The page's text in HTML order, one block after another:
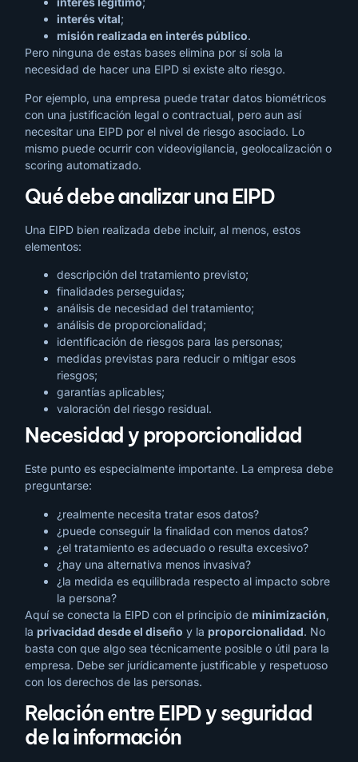
interés vital;
misión realizada en interés público.
Pero ninguna de estas bases elimina por sí sola la
necesidad de hacer una EIPD si existe alto riesgo.
Por ejemplo, una empresa puede tratar datos biométricos
con una justificación legal o contractual, pero aun así
necesitar una EIPD por el nivel de riesgo asociado. Lo
mismo puede ocurrir con videovigilancia, geolocalización o
scoring automatizado.
Qué debe analizar una EIPD
Una EIPD bien realizada debe incluir, al menos, estos
elementos:
descripción del tratamiento previsto;
finalidades perseguidas;
análisis de necesidad del tratamiento;
análisis de proporcionalidad;
identificación de riesgos para las personas;
medidas previstas para reducir o mitigar esos
riesgos;
garantías aplicables;
valoración del riesgo residual.
Necesidad y proporcionalidad
Este punto es especialmente importante. La empresa debe
preguntarse:
¿realmente necesita tratar esos datos?
¿puede conseguir la finalidad con menos datos?
¿el tratamiento es adecuado o resulta excesivo?
¿hay una alternativa menos invasiva?
¿la medida es equilibrada respecto al impacto sobre
la persona?
Aquí se conecta la EIPD con el principio de minimización,
la privacidad desde el diseño y la proporcionalidad. No
basta con que algo sea técnicamente posible o útil para la
empresa. Debe ser jurídicamente justificable y respetuoso
con los derechos de las personas.
Relación entre EIPD y seguridad
de la información